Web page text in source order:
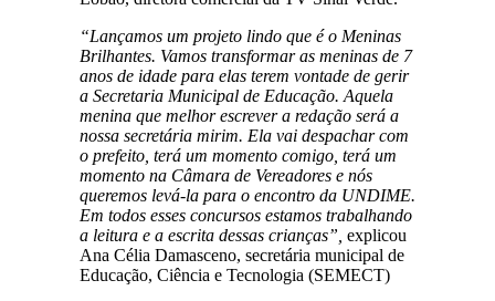
“Lançamos um projeto lindo que é o Meninas
Brilhantes. Vamos transformar as meninas de 7
anos de idade para elas terem vontade de gerir
a Secretaria Municipal de Educação. Aquela
menina que melhor escrever a redação será a
nossa secretária mirim. Ela vai despachar com
o prefeito, terá um momento comigo, terá um
momento na Câmara de Vereadores e nós
queremos levá-la para o encontro da UNDIME.
Em todos esses concursos estamos trabalhando
a leitura e a escrita dessas crianças”, explicou
Ana Célia Damasceno, secretária municipal de
Educação, Ciência e Tecnologia (SEMECT)